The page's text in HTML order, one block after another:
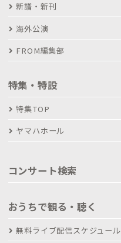
新譜・新刊
海外公演
FROM編集部
特集・特設
特集TOP
ヤマハホール
コンサート検索
おうちで観る・聴く
無料ライブ配信スケジュール